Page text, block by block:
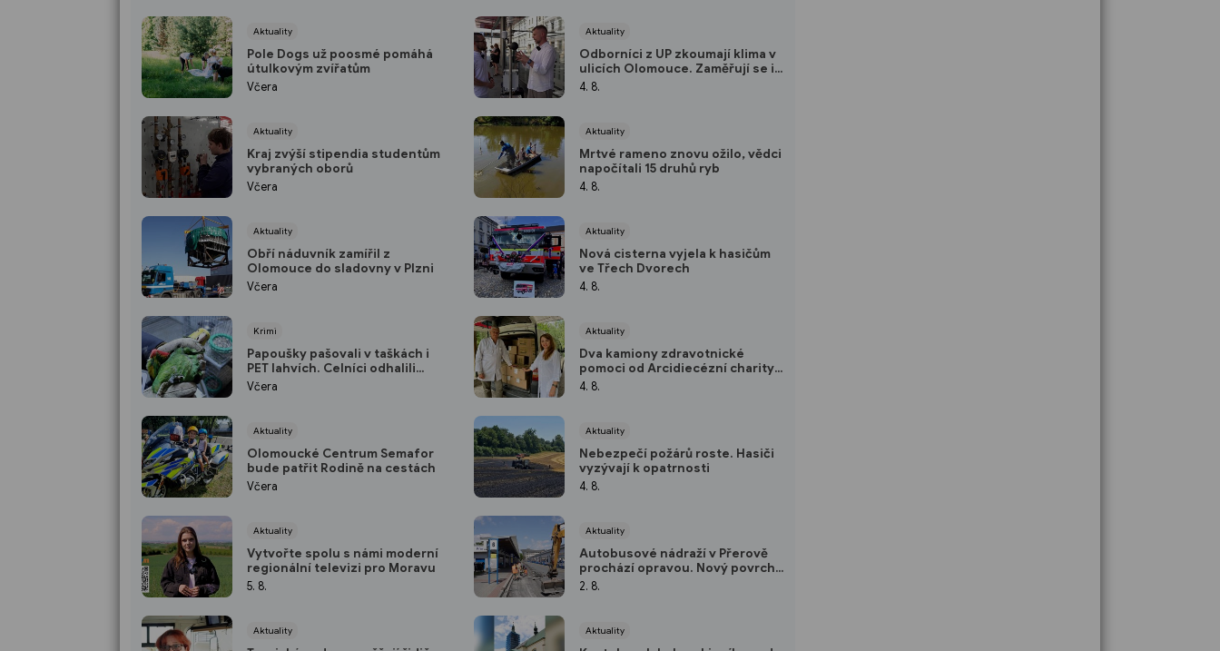
Aktuality
Pole Dogs už poosmé pomáhá
útulkovým zvířatům
Včera
Aktuality
Kraj zvýší stipendia studentům
vybraných oborů
Včera
Aktuality
Obří náduvník zamířil z
Olomouce do sladovny v Plzni
Včera
Krimi
Papoušky pašovali v taškách i
PET lahvích. Celníci odhalili
nelegální obchod
Včera
Aktuality
Olomoucké Centrum Semafor
bude patřit Rodině na cestách
Včera
Aktuality
Vytvořte spolu s námi moderní
regionální televizi pro Moravu
5. 8.
Aktuality
Aktuality
Odborníci z UP zkoumají klima v
ulicích Olomouce. Zaměřují se i
na přehřáté zastávky
4. 8.
Aktuality
Mrtvé rameno znovu ožilo, vědci
napočítali 15 druhů ryb
4. 8.
Aktuality
Nová cisterna vyjela k hasičům
ve Třech Dvorech
4. 8.
Aktuality
Dva kamiony zdravotnické
pomoci od Arcidiecézní charity
Olomouc dorazily na Ukrajinu
4. 8.
Aktuality
Nebezpečí požárů roste. Hasiči
vyzývají k opatrnosti
4. 8.
Aktuality
Autobusové nádraží v Přerově
prochází opravou. Nový povrch
má vydržet roky
2. 8.
Aktuality